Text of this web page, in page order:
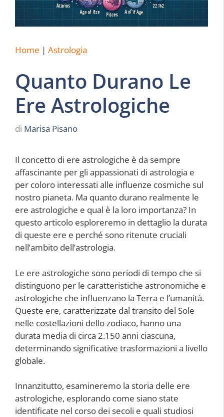
Home | Astrologia
Quanto Durano Le
Ere Astrologiche
di Marisa Pisano
Il concetto di ere astrologiche è da sempre
affascinante per gli appassionati di astrologia e
per coloro interessati alle influenze cosmiche sul
nostro pianeta. Ma quanto durano realmente le
ere astrologiche e qual è la loro importanza? In
questo articolo esploreremo in dettaglio la durata
di queste ere e perché sono ritenute cruciali
nell’ambito dell’astrologia.
Le ere astrologiche sono periodi di tempo che si
distinguono per le caratteristiche astronomiche e
astrologiche che influenzano la Terra e l’umanità.
Queste ere, caratterizzate dal transito del Sole
nelle costellazioni dello zodiaco, hanno una
durata media di circa 2.150 anni ciascuna,
determinando significative trasformazioni a livello
globale.
Innanzitutto, esamineremo la storia delle ere
astrologiche, esplorando come siano state
identificate nel corso dei secoli e quali studiosi